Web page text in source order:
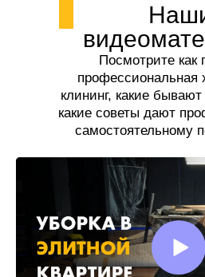
Посмотрите как
профессиональная
клининг, какие
какие советы дают
самостоятельному